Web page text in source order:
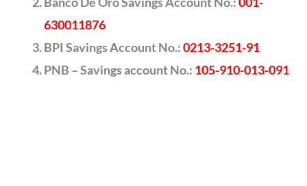
630011876
BPI Savings Account No.:0213-3251-91
PNB – Savings account No.: 105-910-013-091